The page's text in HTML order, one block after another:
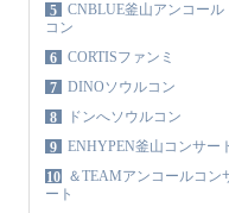
5
CNBLUE釜山アンコール
コン
6
CORTISファンミ
7
DINOソウルコン
8
ドンへソウルコン
9
ENHYPEN釜山コンサー
10 ＆TEAMアンコールコン
ート